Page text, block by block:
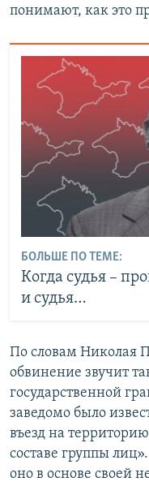
понимают, как это
БОЛЬШЕ ПО ТЕМЕ:
Когда судья –
и судья…
По словам Николая
обвинение звучит
государственной
заведомо было
въезд на
составе группы
оно в основе своей